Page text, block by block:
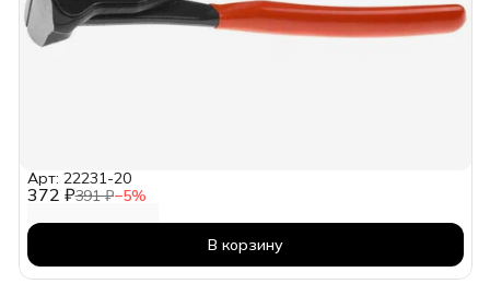
372 ₽391 ₽−5%
Арт: 22231-20
В корзину